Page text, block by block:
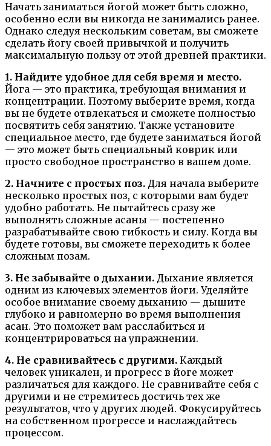
Начать заниматься йогой может быть сложно,
особенно если вы никогда не занимались ранее.
Однако следуя нескольким советам, вы сможете
сделать йогу своей привычкой и получить
максимальную пользу от этой древней практики.
1. Найдите удобное для себя время и место.
Йога — это практика, требующая внимания и
концентрации. Поэтому выберите время, когда
вы не будете отвлекаться и сможете полностью
посвятить себя занятию. Также установите
специальное место, где будете заниматься йогой
— это может быть специальный коврик или
просто свободное пространство в вашем доме.
2. Начните с простых поз. Для начала выберите
несколько простых поз, с которыми вам будет
удобно работать. Не пытайтесь сразу же
выполнять сложные асаны — постепенно
разрабатывайте свою гибкость и силу. Когда вы
будете готовы, вы сможете переходить к более
сложным позам.
3. Не забывайте о дыхании. Дыхание является
одним из ключевых элементов йоги. Уделяйте
особое внимание своему дыханию — дышите
глубоко и равномерно во время выполнения
асан. Это поможет вам расслабиться и
концентрироваться на упражнении.
4. Не сравнивайтесь с другими. Каждый
человек уникален, и прогресс в йоге может
различаться для каждого. Не сравнивайте себя с
другими и не стремитесь достичь тех же
результатов, что у других людей. Фокусируйтесь
на собственном прогрессе и наслаждайтесь
процессом.